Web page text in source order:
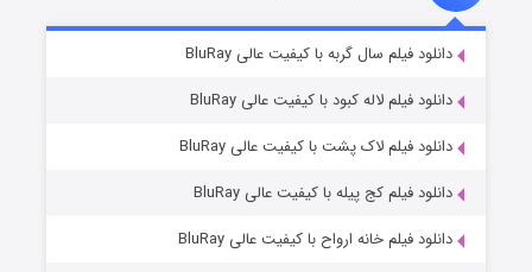
قسمت۷ (زیرنویس) منتشر شد دانلود فیلم سال گربه با کیفیت عالی BluRay
دانلود فیلم لاله کبود با کیفیت عالی BluRay
دانلود فیلم لاک پشت با کیفیت عالی BluRay
دانلود فیلم کج‌ پیله با کیفیت عالی BluRay
دانلود فیلم خانه ارواح با کیفیت عالی BluRay